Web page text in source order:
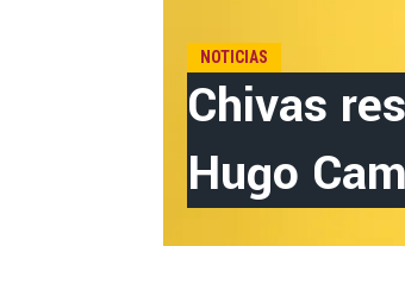
NOTICIAS
Chivas
Hugo